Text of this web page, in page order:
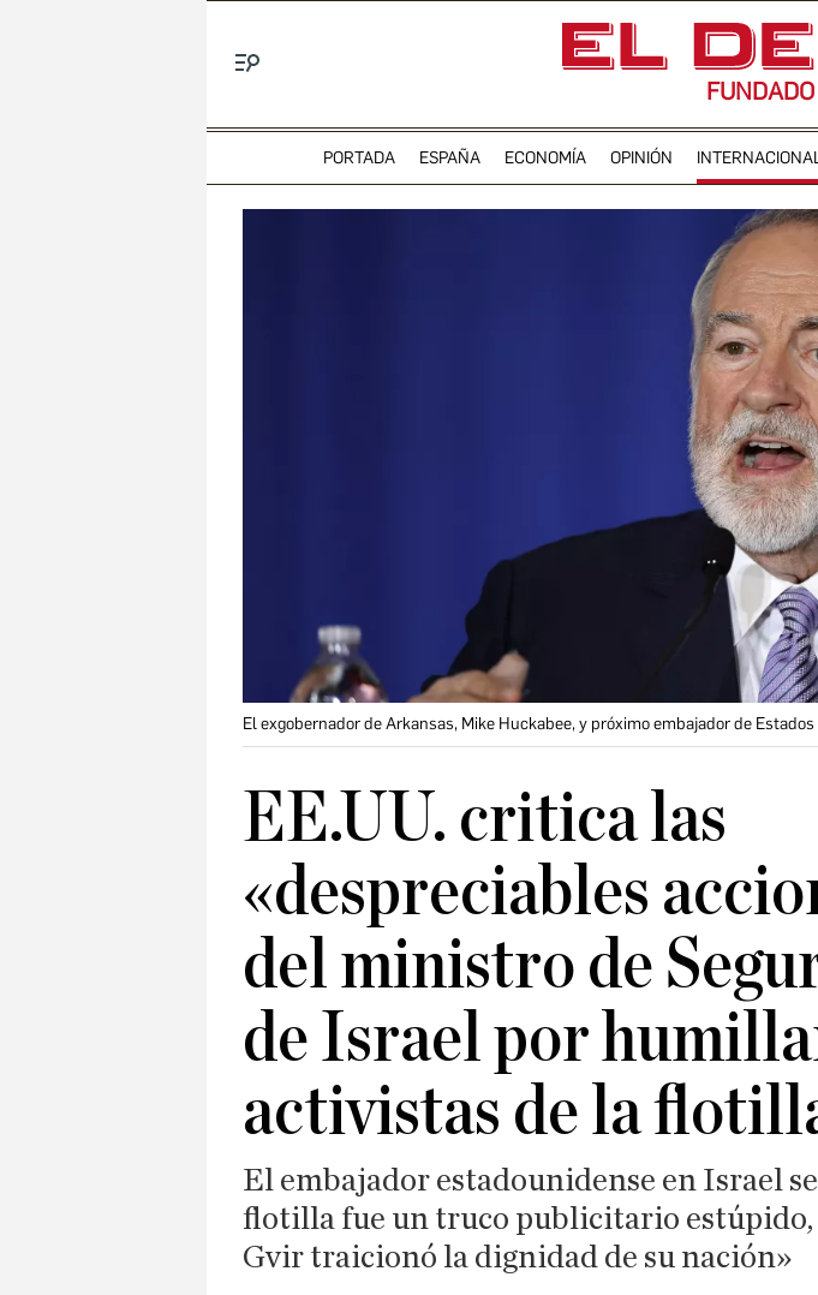
PORTADA ESPAÑA ECONOMÍA OPINIÓN
El exgobernador de Arkansas, Mike Huckabee, y próximo embajador de
EE.UU. critica las
«despreciables
del ministro de
de Israel por
activistas de la
El embajador estadounidense en Israel
flotilla fue un truco publicitario estúpido,
Gvir traicionó la dignidad de su nación»